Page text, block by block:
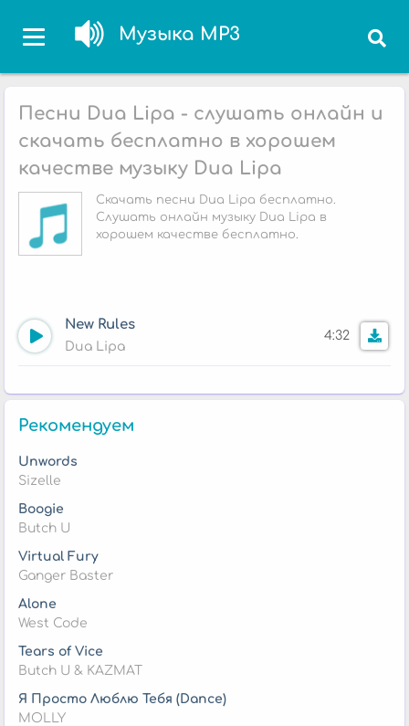
Музыка MP3
Песни Dua Lipa - слушать онлайн и
скачать бесплатно в хорошем
качестве музыку Dua Lipa
Скачать песни Dua Lipa бесплатно.
Слушать онлайн музыку Dua Lipa в
хорошем качестве бесплатно.
New Rules
Dua Lipa
4:32
Рекомендуем
Unwords
Sizelle
Boogie
Butch U
Virtual Fury
Ganger Baster
Alone
West Code
Tears of Vice
Butch U & KAZMAT
Я Просто Люблю Тебя (Dance)
MOLLY